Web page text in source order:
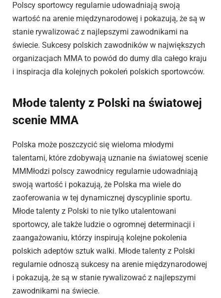
Polscy sportowcy regularnie udowadniają swoją
wartość na arenie międzynarodowej i pokazują, że są w
stanie rywalizować z najlepszymi zawodnikami na
świecie. Sukcesy polskich zawodników w największych
organizacjach MMA to powód do dumy dla całego kraju
i inspiracja dla kolejnych pokoleń polskich sportowców.
Młode talenty z Polski na światowej
scenie MMA
Polska może poszczycić się wieloma młodymi
talentami, które zdobywają uznanie na światowej scenie
MMMłodzi polscy zawodnicy regularnie udowadniają
swoją wartość i pokazują, że Polska ma wiele do
zaoferowania w tej dynamicznej dyscyplinie sportu.
Młode talenty z Polski to nie tylko utalentowani
sportowcy, ale także ludzie o ogromnej determinacji i
zaangażowaniu, którzy inspirują kolejne pokolenia
polskich adeptów sztuk walki. Młode talenty z Polski
regularnie odnoszą sukcesy na arenie międzynarodowej
i pokazują, że są w stanie rywalizować z najlepszymi
zawodnikami na świecie.